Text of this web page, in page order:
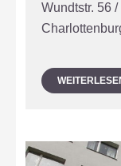
Wundtstr. 56